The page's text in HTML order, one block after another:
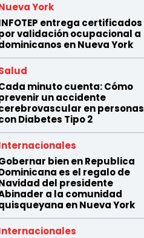
York
entrega certificados
validación ocupacional a
en Nueva York
minuto cuenta: Cómo
un accidente
en personas
Diabetes Tipo 2
bien en Republica
es el regalo de
del presidente
a la comunidad
en Nueva York